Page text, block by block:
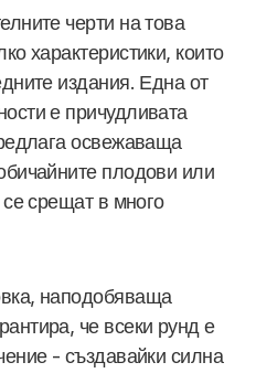
черти на това
характеристики, които
издания. Една от
е причудливата
освежаваща
плодови или
се срещат в много
наподобяваща
че всеки рунд е
- създавайки силна